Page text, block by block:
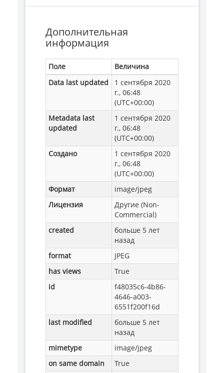
Дополнительная
информация
Поле
Величина
Data last updated
1 сентября 2020
г., 06:48
(UTC+00:00)
Metadata last
updated
1 сентября 2020
г., 06:48
(UTC+00:00)
Создано
1 сентября 2020
г., 06:48
(UTC+00:00)
Формат
image/jpeg
Лицензия
Другие (Non-
Commercial)
created
больше 5 лет
назад
format
JPEG
has views
True
id
f48035c6-4b86-
4646-a003-
6551f200f16d
last modified
больше 5 лет
назад
mimetype
image/jpeg
on same domain
True